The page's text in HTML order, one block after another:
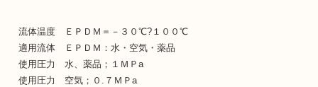
流体温度 ＥＰＤＭ＝－３０℃?１００℃
適用流体 ＥＰＤＭ：水・空気・薬品
使用圧力 水、薬品；１ＭＰa
使用圧力 空気；０.７ＭＰa